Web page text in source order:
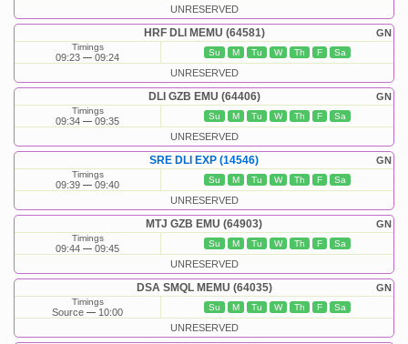
UNRESERVED
GN
HRF DLI MEMU (64581)
Timings
09:23 09:24 Su M Tu W Th F Sa
UNRESERVED
GN
DLI GZB EMU (64406)
Timings
09:34 09:35 Su M Tu W Th F Sa
UNRESERVED
GN
SRE DLI EXP (14546)
Timings
09:39 09:40 Su M Tu W Th F Sa
UNRESERVED
GN
MTJ GZB EMU (64903)
Timings
09:44 09:45 Su M Tu W Th F Sa
UNRESERVED
GN
DSA SMQL MEMU (64035)
Timings
Source 10:00 Su M Tu W Th F Sa
UNRESERVED